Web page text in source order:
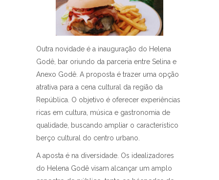
Outra novidade é a inauguração do Helena
Godê, bar oriundo da parceria entre Selina e
Anexo Godê. A proposta é trazer uma opção
atrativa para a cena cultural da região da
República. O objetivo é oferecer experiências
ricas em cultura, música e gastronomia de
qualidade, buscando ampliar o característico
berço cultural do centro urbano.
A aposta é na diversidade. Os idealizadores
do Helena Godê visam alcançar um amplo